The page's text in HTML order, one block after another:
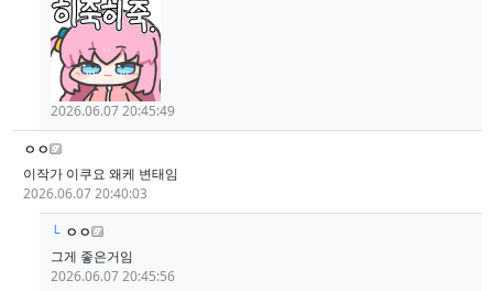
2026.06.07 20:45:49
ㅇㅇ
이작가 이쿠요 왜케 변태임
2026.06.07 20:40:03
└ ㅇㅇ
그게 좋은거임
2026.06.07 20:45:56